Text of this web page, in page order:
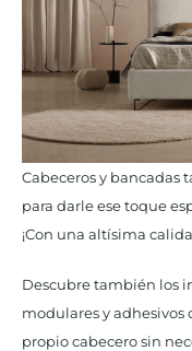
Cabeceros y bancadas
para darle ese toque
¡Con una altísima
Descubre también los
modulares y adhesivos
propio cabecero sin